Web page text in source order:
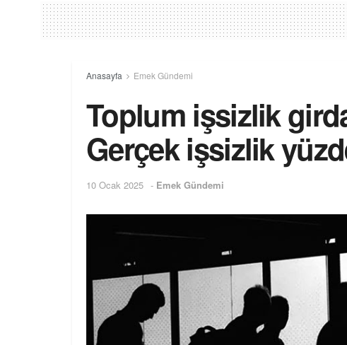
Anasayfa Emek Gündemi
Toplum işsizlik
Gerçek işsizlik
10 Ocak 2025 - Emek Gündemi